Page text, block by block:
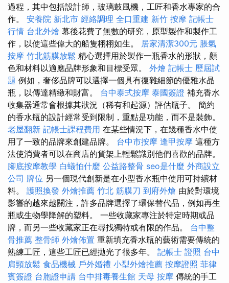
過程，其中包括設計師，玻璃鼓風機，工匠和香水專家的合
作。 安養院 新北市 經絡調理 全口重建 新竹 按摩 記帳士
行情 台北外燴 幕後花費了無數的研究，原型製作和製作工
作，以使這些偉大的船隻栩栩如生。 居家清潔300元 脹氣
按摩 竹北筋膜放鬆 精心選擇用於製作一瓶香水的形狀，顏
色和材料以適應品牌形象和目標受眾。 外燴 記帳士 歷屆試
題 例如，奢侈品牌可以選擇一個具有復雜細節的優雅水晶
瓶，以傳達精緻和財富。 台中泰式按摩 泰國簽證 補充香水
收集器通常會根據其狀況（稀有和起源）評估瓶子。 簡約
的香水瓶的設計經常受到限制，重點是功能，而不是裝飾。
老屋翻新 記帳士課程費用 在某些情況下，在幾種香水中使
用了一致的品牌來創建品牌。 台中市按摩 逢甲按摩 這種方
法使消費者可以在商店的貨架上輕鬆識別他們喜歡的品牌。
腳底按摩教學 白蟻怕什麼 公益路整骨 seo是什麼 外商設立
公司 牌位 另一個現代創新是在小型香水瓶中使用可持續材
料。 護照換發 外燴推薦 竹北 筋膜刀 到府外燴 由於對環境
影響的越來越關注，許多品牌選擇了環保替代品，例如再生
瓶或生物學降解的塑料。 一些收藏家專注於特定時期或品
牌，而另一些收藏家正在尋找獨特或有限的作品。 台中整
骨推薦 整骨師 外燴佈置 重新填充香水瓶的藝術需要傳統的
熟練工匠，這些工匠已經拋光了很多年。 記帳士 證照 台中
肩頸放鬆 食品機械 戶外婚禮 小型外燴推薦 按摩證照 菲律
賓簽證 台胞證申請 台中排毒養生館 天母 按摩 傳統的手工